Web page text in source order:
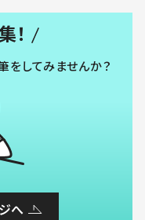
！
をしてみませんか？
へ